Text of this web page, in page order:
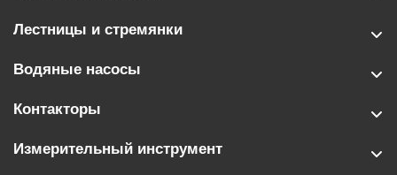
Лестницы и стремянки
Водяные насосы
Контакторы
Измерительный инструмент